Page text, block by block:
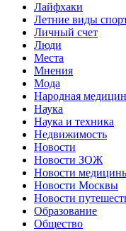
Лайфхаки
Летние виды
Личный счет
Люди
Места
Мнения
Мода
Народная
Наука
Наука и техника
Недвижимость
Новости
Новости ЗОЖ
Новости
Новости Москвы
Новости
Образование
Общество